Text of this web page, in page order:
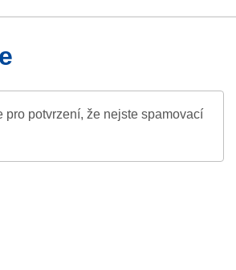
KontaktDigitalia
pro potvrzení, že nejste spamovací